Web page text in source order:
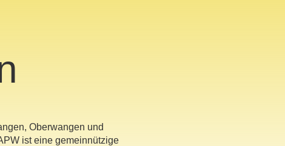
Oberwangen und
ist eine gemeinnützige